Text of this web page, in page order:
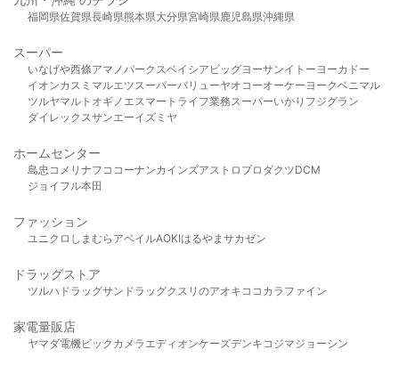
福岡県佐賀県長崎県熊本県大分県宮崎県鹿児島県沖縄県
スーパー
いなげや西條アマノパークスベイシア ビッグヨーサンイトーヨーカドー
イオンカスミ マルエツスーパーバリューヤオコーオーケー ヨークベニマル
ツルヤマルト オギノ エスマート ライフ業務スーパーいかり フジグラン
ダイレックスサンエーイズミヤ
ホームセンター
島忠 コメリ ナフコ コーナンカインズアストロプロダクツDCM
ジョイフル本田
ファッション
ユニクロ しまむら アベイルAOKIはるやま サカゼン
ドラッグストア
ツルハドラッグサンドラッグクスリのアオキ ココカラファイン
家電量販店
ヤマダ電機ビックカメラ エディオンケーズデンキ コジマジョーシン